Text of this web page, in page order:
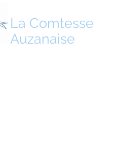
La Comtesse
Auzanaise